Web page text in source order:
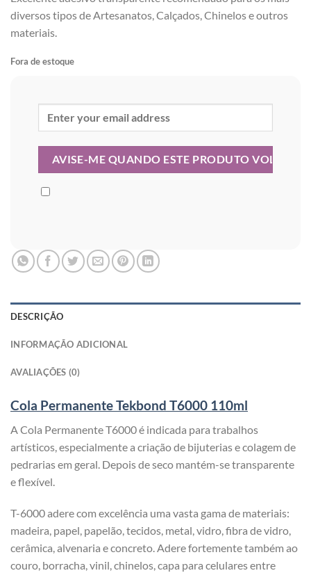
diversos tipos de Artesanatos, Calçados, Chinelos e outros
materiais.
Fora de estoque
DESCRIÇÃO
INFORMAÇÃO ADICIONAL
AVALIAÇÕES (0)
Cola Permanente Tekbond T6000 110ml
A Cola Permanente T6000 é indicada para trabalhos
artísticos, especialmente a criação de bijuterias e colagem de
pedrarias em geral. Depois de seco mantém-se transparente
e flexível.
T-6000 adere com excelência uma vasta gama de materiais:
madeira, papel, papelão, tecidos, metal, vidro, fibra de vidro,
cerâmica, alvenaria e concreto. Adere fortemente também ao
couro, borracha, vinil, chinelos, capa para celulares entre